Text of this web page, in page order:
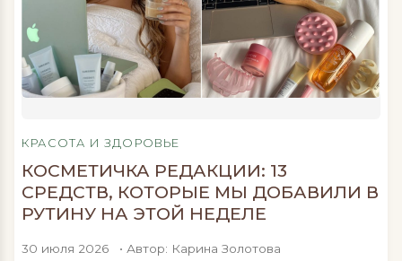
Kixbox, а главным акцентом здесь стали
металлические съемные значки в виде
римских цифр XX, отсылающие к юбилею.
Сама модель отлично подойдет для города,
КРАСОТА И ЗДОРОВЬЕ
КОСМЕТИЧКА РЕДАКЦИИ: 13
СРЕДСТВ, КОТОРЫЕ МЫ ДОБАВИЛИ В
РУТИНУ НА ЭТОЙ НЕДЕЛЕ
30 июля 2026 • Автор: Карина Золотова